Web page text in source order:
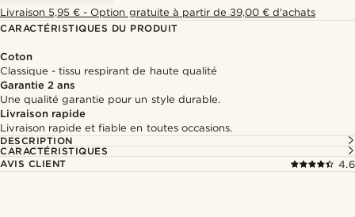
Livraison 5,95 € - Option gratuite à partir de 39,00 € d'achats
CARACTÉRISTIQUES DU PRODUIT
Coton
Classique - tissu respirant de haute qualité
Garantie 2 ans
Une qualité garantie pour un style durable.
Livraison rapide
Livraison rapide et fiable en toutes occasions.
DESCRIPTION
CARACTÉRISTIQUES
AVIS CLIENT
4.6